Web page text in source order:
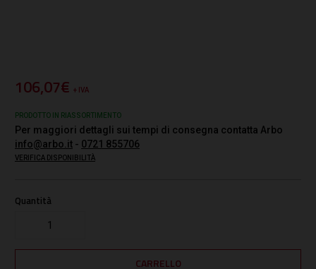
106,07€ + IVA
PRODOTTO IN RIASSORTIMENTO
Per maggiori dettagli sui tempi di consegna contatta Arbo
info@arbo.it - 0721 855706
VERIFICA DISPONIBILITÀ
Quantità